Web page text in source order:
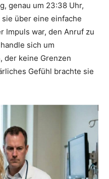
genau um 23:38 Uhr,
über eine einfache
Impuls war, den Anruf zu
sich um
der keine Grenzen
Gefühl brachte sie